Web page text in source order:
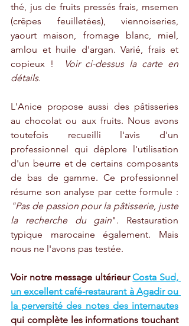
thé, jus de fruits pressés frais, msemen
(crêpes feuilletées), viennoiseries,
yaourt maison, fromage blanc, miel,
amlou et huile d'argan. Varié, frais et
copieux !
Voir ci-dessus la carte en
détails.
L'Anice propose aussi des pâtisseries
au chocolat ou aux fruits. Nous avons
toutefois recueilli l'avis d'un
professionnel qui déplore l'utilisation
d'un beurre et de certains composants
de bas de gamme. Ce professionnel
"Pas de passion pour la pâtisserie, juste
la recherche du gain". Restauration
typique marocaine également. Mais
nous ne l'avons pas testée.
Voir notre message ultérieur Costa Sud,
un excellent café-restaurant à Agadir ou
la perversité des notes des internautes
qui complète les informations touchant